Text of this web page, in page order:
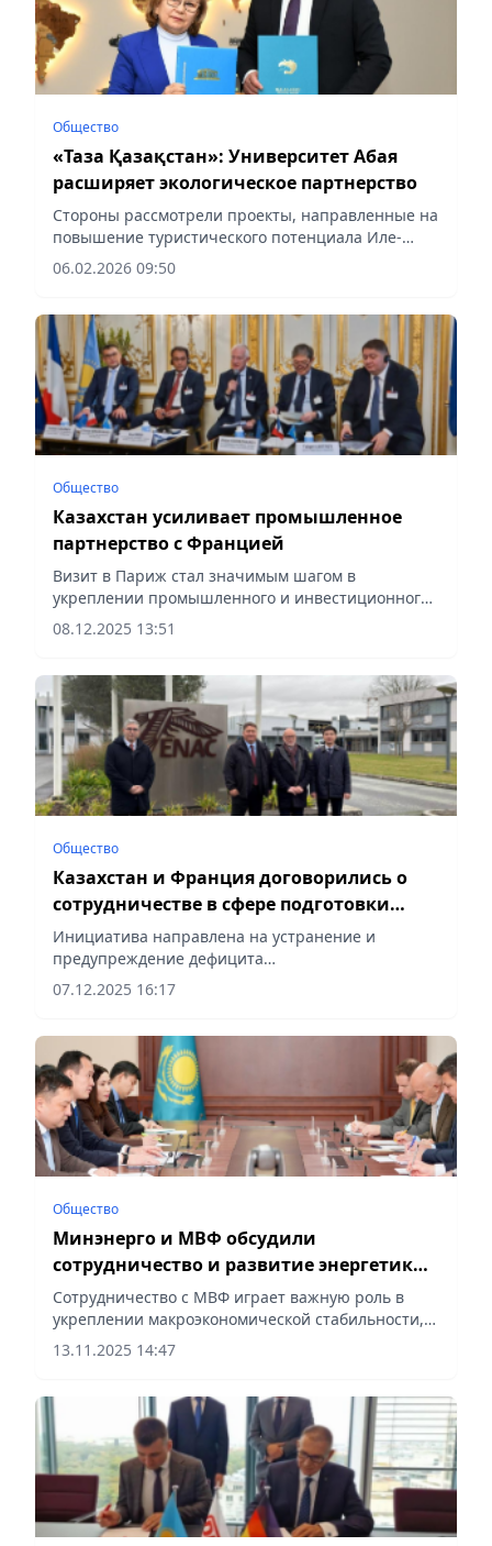
Общество
«Таза Қазақстан»: Университет Абая
расширяет экологическое партнерство
Стороны рассмотрели проекты, направленные на
повышение туристического потенциала Иле-
Алатауского национального парка,
сообщает Vecher.kz.
06.02.2026 09:50
Общество
Казахстан усиливает промышленное
партнерство с Францией
Визит в Париж стал значимым шагом в
укреплении промышленного и инвестиционного
сотрудничества, сообщает Vecher.kz.
08.12.2025 13:51
Общество
Казахстан и Франция договорились о
сотрудничестве в сфере подготовки
кадров для гражданской авиации
Инициатива направлена на устранение и
предупреждение дефицита
высококвалифицированных кадров в отрасли
гражданской авиации Казахстана, сообщает
07.12.2025 16:17
Общество
Минэнерго и МВФ обсудили
сотрудничество и развитие энергетики
Казахстана
Сотрудничество с МВФ играет важную роль в
укреплении макроэкономической стабильности,
сообщает Vecher.kz.
13.11.2025 14:47